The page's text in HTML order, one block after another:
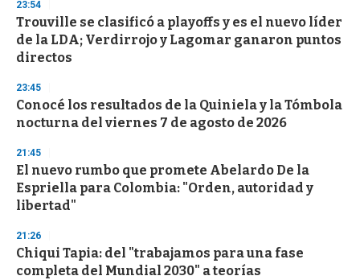
d
s
o
f
3
s
e
c
o
d
s
23:54
Trouville se clasificó a playoffs y es el nuevo líder
de la LDA; Verdirrojo y Lagomar ganaron puntos
directos
23:45
Conocé los resultados de la Quiniela y la Tómbola
nocturna del viernes 7 de agosto de 2026
21:45
El nuevo rumbo que promete Abelardo De la
Espriella para Colombia: "Orden, autoridad y
libertad"
21:26
Chiqui Tapia: del "trabajamos para una fase
completa del Mundial 2030" a teorías